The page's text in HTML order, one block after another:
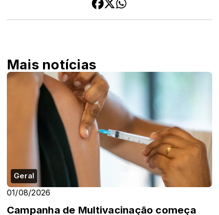
Mais notícias
Geral
01/08/2026
Campanha de Multivacinação começa